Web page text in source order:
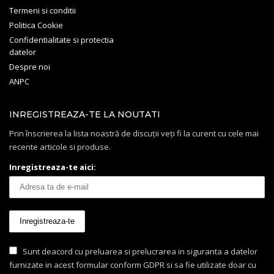
Termeni si conditii
Politica Cookie
Confidentialitate si protectia
datelor
Despre noi
ANPC
INREGISTREAZA-TE LA NOUTATI
Prin înscrierea la lista noastră de discuții veți fi la curent cu cele mai
recente articole si produse.
Inregistreaza-te aici:
Sunt deacord cu preluarea si prelucrarea in siguranta a datelor
furnizate in acest formular conform GDPR si sa fie utilizate doar cu